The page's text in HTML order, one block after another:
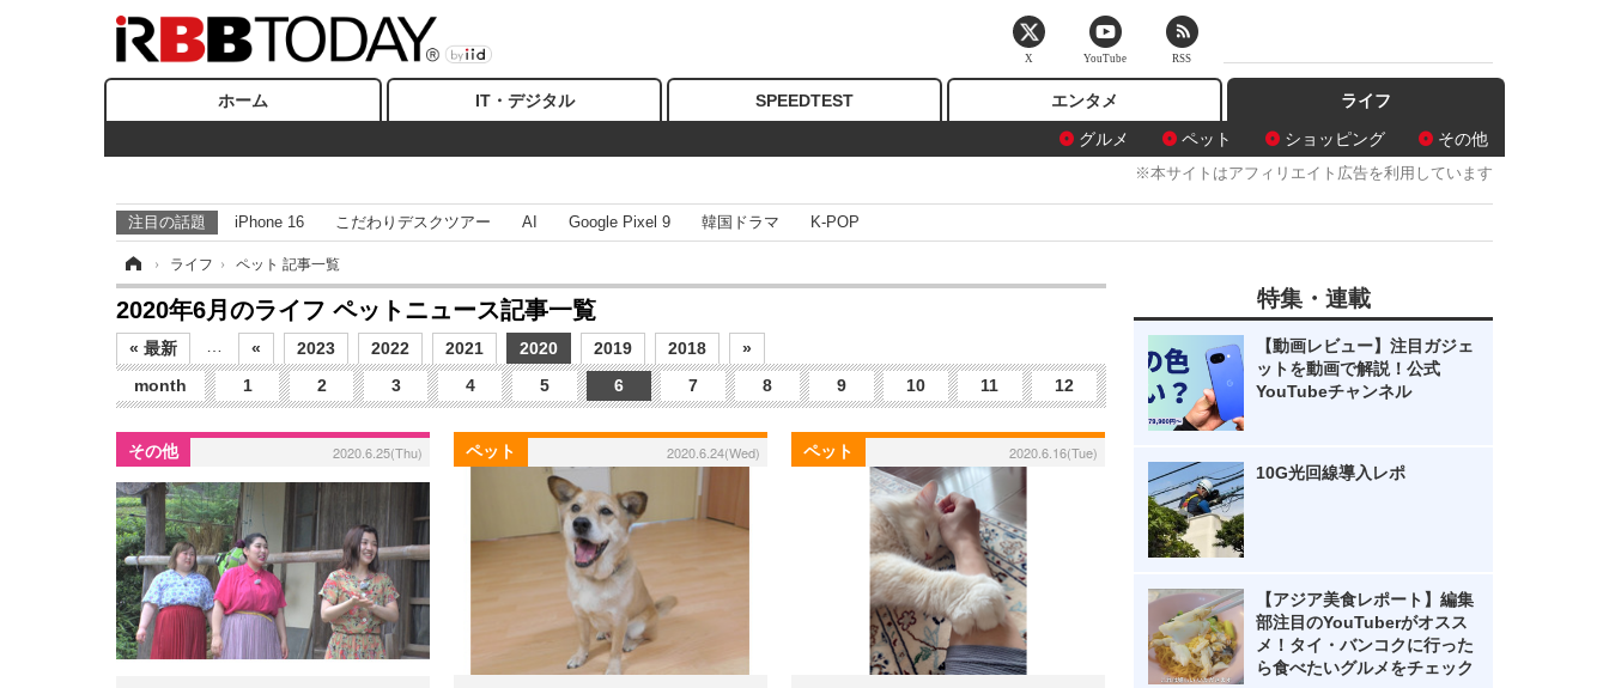
ホーム IT・デジタル SPEEDTEST エンタメ
ライフ
グルメ
ペット ショッピング その他
※本サイトはアフィリエイト広告を利用しています
注目の話題 iPhone 16 こだわりデスクツアー AI Google Pixel 9 韓国ドラマ K-POP
› ライフ › ペット 記事一覧
2020年6月のライフ ペットニュース記事一覧
« 最新 « 2023 2022 2021 2020 2019 2018
»
month
1 2 3 4 5 6 7 8 9 10 11 12
その他 2020.6.25(Thu) ペット 2020.6.24(Wed) ペット 2020.6.16(Tue)
特集・連載
【動画レビュー】注目ガジェ
ットを動画で解説！公式
YouTubeチャンネル
10G光回線導入レポ
【アジア美食レポート】編集
部注目のYouTuberがオスス
メ！タイ・バンコクに行った
ら食べたいグルメをチェック
X YouTube RSS